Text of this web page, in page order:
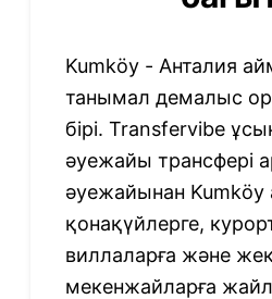
Kumköy - Анталия
танымал демалыс
бірі. Transfervibe
әуежайы трансфері
әуежайынан Kumköy
қонақүйлерге,
виллаларға және
мекенжайларға